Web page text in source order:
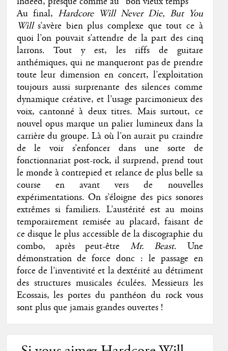
Au final, Hardcore Will Never Die, But You
Wills’avère bien plus complexe que tout ce à
quoi l’on pouvait s’attendre de la part des cinq
larrons. Tout y est, les riffs de guitare
anthémiques, qui ne manqueront pas de prendre
toute leur dimension en concert, l’exploitation
toujours aussi surprenante des silences comme
dynamique créative, et l’usage parcimonieux des
voix, cantonné à deux titres. Mais surtout, ce
nouvel opus marque un palier lumineux dans la
carrière du groupe. Là où l’on aurait pu craindre
de le voir s’enfoncer dans une sorte de
fonctionnariat post-rock, il surprend, prend tout
le monde à contrepied et relance de plus belle sa
course en avant vers de nouvelles
expérimentations. On s’éloigne des pics sonores
extrêmes si familiers. L’austérité est au moins
temporairement remisée au placard, faisant de
ce disque le plus accessible de la discographie du
combo, après peut-être Mr. Beast. Une
démonstration de force donc : le passage en
force de l’inventivité et la dextérité au détriment
des structures musicales éculées. Messieurs les
Ecossais, les portes du panthéon du rock vous
sont plus que jamais grandes ouvertes !